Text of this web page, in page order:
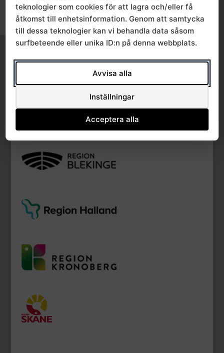
Slå på/av hög kontrast
Slå på/av textstorlek
RPO barns och
ungdomars hälsa
2024-05-17
teknologier som cookies för att lagra och/eller få
åtkomst till enhetsinformation. Genom att samtycka
till dessa teknologier kan vi behandla data såsom
surfbeteende eller unika ID:n på denna webbplats.
Avvisa alla
Inställningar
Acceptera alla